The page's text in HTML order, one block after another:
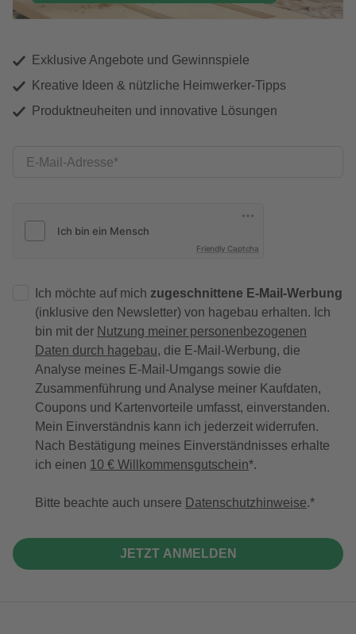
Exklusive Angebote und Gewinnspiele
Kreative Ideen & nützliche Heimwerker-Tipps
Produktneuheiten und innovative Lösungen
E-Mail-Adresse
Friendly Captcha
Ich möchte auf mich zugeschnittene E-Mail-Werbung
(inklusive den Newsletter) von hagebau erhalten. Ich
bin mit der Nutzung meiner personenbezogenen
Daten durch hagebau, die E-Mail-Werbung, die
Analyse meines E-Mail-Umgangs sowie die
Zusammenführung und Analyse meiner Kaufdaten,
Coupons und Kartenvorteile umfasst, einverstanden.
Mein Einverständnis kann ich jederzeit widerrufen.
Nach Bestätigung meines Einverständnisses erhalte
ich einen 10 € Willkommensgutschein*.
Bitte beachte auch unsere Datenschutzhinweise.
JETZT ANMELDEN